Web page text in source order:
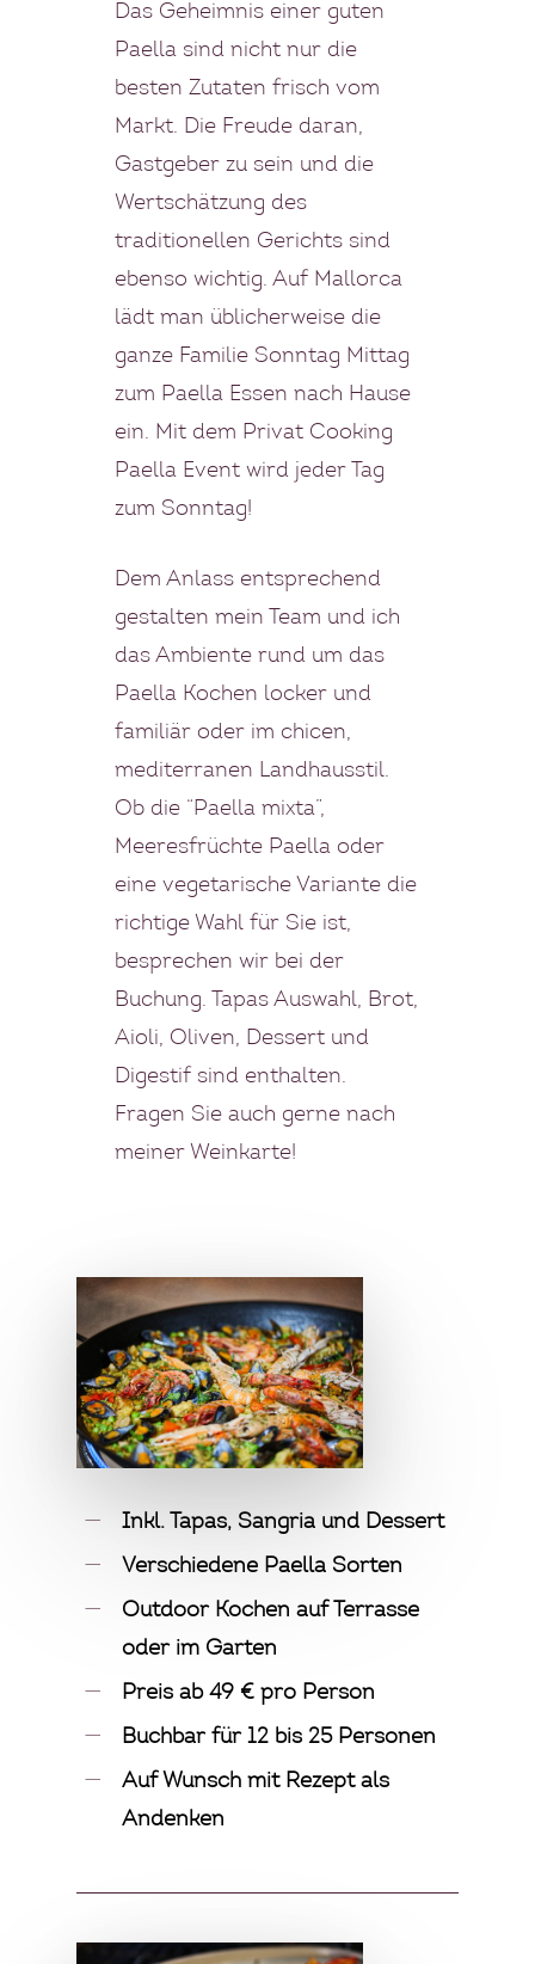
Das Geheimnis einer guten
Paella sind nicht nur die
besten Zutaten frisch vom
Markt. Die Freude daran,
Gastgeber zu sein und die
Wertschätzung des
traditionellen Gerichts sind
ebenso wichtig. Auf Mallorca
lädt man üblicherweise die
ganze Familie Sonntag Mittag
zum Paella Essen nach Hause
ein. Mit dem Privat Cooking
Paella Event wird jeder Tag
zum Sonntag!
Dem Anlass entsprechend
gestalten mein Team und ich
das Ambiente rund um das
Paella Kochen locker und
familiär oder im chicen,
mediterranen Landhausstil.
Ob die “Paella mixta”,
Meeresfrüchte Paella oder
eine vegetarische Variante die
richtige Wahl für Sie ist,
besprechen wir bei der
Buchung. Tapas Auswahl, Brot,
Aioli, Oliven, Dessert und
Digestif sind enthalten.
Fragen Sie auch gerne nach
meiner Weinkarte!
Inkl. Tapas, Sangria und Dessert
Verschiedene Paella Sorten
Outdoor Kochen auf Terrasse
oder im Garten
Preis ab 49 € pro Person
Buchbar für 12 bis 25 Personen
Auf Wunsch mit Rezept als
Andenken